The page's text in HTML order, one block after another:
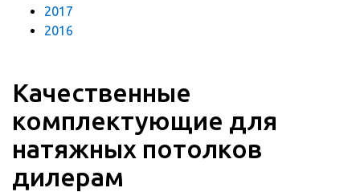
2017
2016
Качественные
комплектующие для
натяжных потолков
дилерам